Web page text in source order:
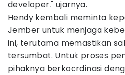
developer," ujarnya.
Hendy kembali meminta
Jember untuk menjaga
ini, terutama memastikan
tersumbat. Untuk proses
pihaknya berkoordinasi